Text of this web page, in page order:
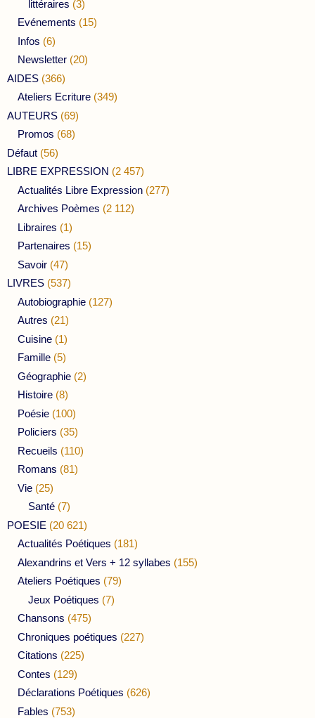
littéraires (3)
Evénements (15)
Infos (6)
Newsletter (20)
AIDES (366)
Ateliers Ecriture (349)
AUTEURS (69)
Promos (68)
Défaut (56)
LIBRE EXPRESSION (2 457)
Actualités Libre Expression (277)
Archives Poèmes (2 112)
Libraires (1)
Partenaires (15)
Savoir (47)
LIVRES (537)
Autobiographie (127)
Autres (21)
Cuisine (1)
Famille (5)
Géographie (2)
Histoire (8)
Poésie (100)
Policiers (35)
Recueils (110)
Romans (81)
Vie (25)
Santé (7)
POESIE (20 621)
Actualités Poétiques (181)
Alexandrins et Vers + 12 syllabes (155)
Ateliers Poétiques (79)
Jeux Poétiques (7)
Chansons (475)
Chroniques poétiques (227)
Citations (225)
Contes (129)
Déclarations Poétiques (626)
Fables (753)